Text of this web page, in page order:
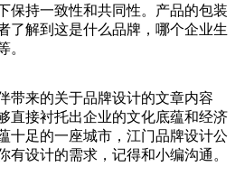
保持一致性和共同性。产品的包装
了解到这是什么品牌，哪个企业生
。
带来的关于品牌设计的文章内容
直接衬托出企业的文化底蕴和经济
十足的一座城市，江门品牌设计公
有设计的需求，记得和小编沟通。